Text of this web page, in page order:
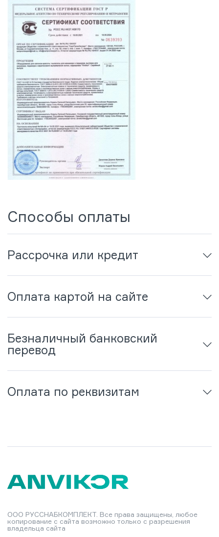
Способы оплаты
Рассрочка или кредит
Оплата картой на сайте
Безналичный банковский
перевод
Оплата по реквизитам
ООО РУССНАБКОМПЛЕКТ. Все права защищены, любое
копирование с сайта возможно только с разрешения
владельца сайта